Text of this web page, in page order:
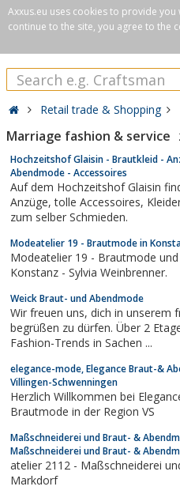
Axxus.eu uses cookies to provide
continue to the site, you agree to the
Retail trade & Shopping
Marriage fashion & service
Hochzeitshof Glaisin - Brautkleid -
Abendmode - Accessoires
Auf dem Hochzeitshof Glaisin
Anzüge, tolle Accessoires, Kleider für die Gäste und Trauringe
zum selber Schmieden.
Modeatelier 19 - Brautmode in
Modeatelier 19 - Brautmode
Konstanz - Sylvia Weinbrenner.
Weick Braut- und Abendmode
Wir freuen uns, dich in unserem frisch renovierten Modehaus
begrüßen zu dürfen. Über 2
Fashion-Trends in Sachen ...
elegance-mode, Elegance Braut-&
Villingen-Schwenningen
Herzlich Willkommen bei
Brautmode in der Region VS
Maßschneiderei und Braut- &
Maßschneiderei und Braut- &
atelier 2112 - Maßschneiderei
Markdorf